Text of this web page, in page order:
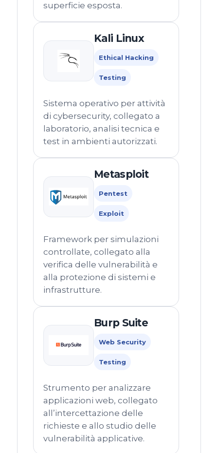
superficie esposta.
Kali Linux
Ethical Hacking
Testing
Sistema operativo per attività
di cybersecurity, collegato a
laboratorio, analisi tecnica e
test in ambienti autorizzati.
Metasploit
Pentest
Exploit
Framework per simulazioni
controllate, collegato alla
verifica delle vulnerabilità e
alla protezione di sistemi e
infrastrutture.
Burp Suite
Web Security
Testing
Strumento per analizzare
applicazioni web, collegato
all’intercettazione delle
richieste e allo studio delle
vulnerabilità applicative.